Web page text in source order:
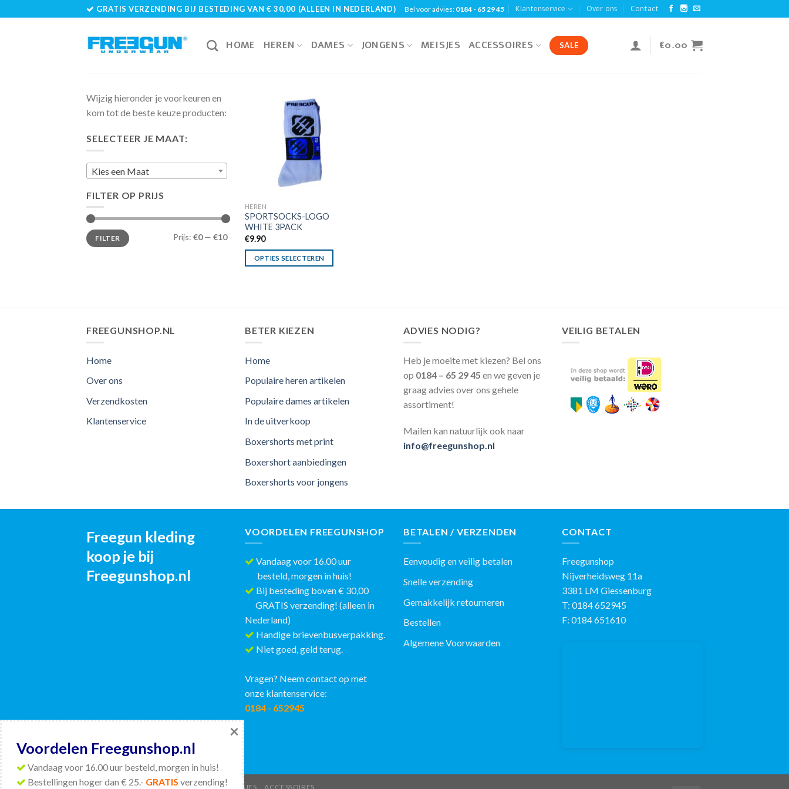
to
GRATIS VERZENDING BIJ BESTEDING VAN € 30,00 (ALLEEN IN NEDERLAND) Bel voor advies: 0184 - 65 29 45 Klantenservice Over ons Contact
HOME HEREN DAMES JONGENS MEISJES ACCESSOIRES SALE €0.00
Wijzig hieronder je voorkeuren en
kom tot de beste keuze producten:
SELECTEER JE MAAT:
Kies een Maat
FILTER OP PRIJS
Min.
prijs
Max.
prijsFILTER Prijs: €0— €10
HEREN
SPORTSOCKS-LOGO
WHITE 3PACK
€9.90
OPTIES SELECTEREN
FREEGUNSHOP.NL
Home
Over ons
Verzendkosten
Klantenservice
BETER KIEZEN
Home
Populaire heren artikelen
Populaire dames artikelen
In de uitverkoop
Boxershorts met print
Boxershort aanbiedingen
Boxershorts voor jongens
ADVIES NODIG?
Heb je moeite met kiezen? Bel ons
op 0184 – 65 29 45 en we geven je
graag advies over ons gehele
assortiment!
Mailen kan natuurlijk ook naar
info@freegunshop.nl
VEILIG BETALEN
Freegun kleding
koop je bij
Freegunshop.nl
VOORDELEN FREEGUNSHOP
Vandaag voor 16.00 uur
besteld, morgen in huis!
Bij besteding boven € 30,00
GRATIS verzending! (alleen in
Nederland)
Handige brievenbusverpakking.
Niet goed, geld terug.
Vragen? Neem contact op met
onze klantenservice:
0184 - 652945
BETALEN / VERZENDEN
Eenvoudig en veilig betalen
Snelle verzending
Gemakkelijk retourneren
Bestellen
Algemene Voorwaarden
CONTACT
Freegunshop
Nijverheidsweg 11a
3381 LM Giessenburg
T: 0184 652945
F: 0184 651610
HOME HEREN DAMES JONGENS MEISJES ACCESSOIRES
Voordelen Freegunshop.nl
Vandaag voor 16.00 uur besteld, morgen in huis!
Bestellingen hoger dan € 25.- GRATIS verzending!
×